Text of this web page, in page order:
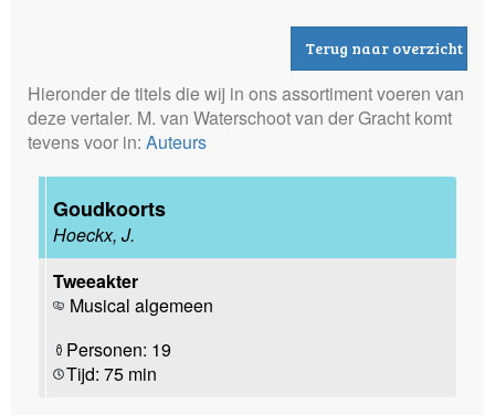
Terug naar overzicht
Hieronder de titels die wij in ons assortiment voeren van
deze vertaler. M. van Waterschoot van der Gracht komt
tevens voor in: Auteurs
Goudkoorts
Hoeckx, J.
Tweeakter
Musical algemeen
Personen: 19
Tijd: 75 min